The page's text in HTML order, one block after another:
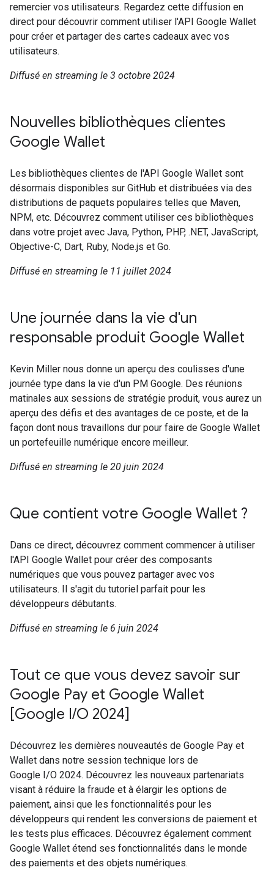
remercier vos utilisateurs. Regardez cette diffusion en
direct pour découvrir comment utiliser l'API Google Wallet
pour créer et partager des cartes cadeaux avec vos
utilisateurs.
Diffusé en streaming le 3 octobre 2024
Nouvelles bibliothèques clientes
Google Wallet
Les bibliothèques clientes de l'API Google Wallet sont
désormais disponibles sur GitHub et distribuées via des
distributions de paquets populaires telles que Maven,
NPM, etc. Découvrez comment utiliser ces bibliothèques
dans votre projet avec Java, Python, PHP, .NET, JavaScript,
Objective-C, Dart, Ruby, Node.js et Go.
Diffusé en streaming le 11 juillet 2024
Une journée dans la vie d'un
responsable produit Google Wallet
Kevin Miller nous donne un aperçu des coulisses d'une
journée type dans la vie d'un PM Google. Des réunions
matinales aux sessions de stratégie produit, vous aurez un
aperçu des défis et des avantages de ce poste, et de la
façon dont nous travaillons dur pour faire de Google Wallet
un portefeuille numérique encore meilleur.
Diffusé en streaming le 20 juin 2024
Que contient votre Google Wallet ?
Dans ce direct, découvrez comment commencer à utiliser
l'API Google Wallet pour créer des composants
numériques que vous pouvez partager avec vos
utilisateurs. Il s'agit du tutoriel parfait pour les
développeurs débutants.
Diffusé en streaming le 6 juin 2024
Tout ce que vous devez savoir sur
Google Pay et Google Wallet
[Google I/O 2024]
Découvrez les dernières nouveautés de Google Pay et
Wallet dans notre session technique lors de
Google I/O 2024. Découvrez les nouveaux partenariats
visant à réduire la fraude et à élargir les options de
paiement, ainsi que les fonctionnalités pour les
développeurs qui rendent les conversions de paiement et
les tests plus efficaces. Découvrez également comment
Google Wallet étend ses fonctionnalités dans le monde
des paiements et des objets numériques.